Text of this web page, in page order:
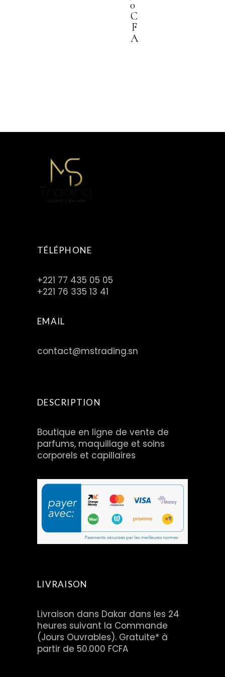
0
C
F
A
A
TÉLÉPHONE
+221 77 435 05 05
+221 76 335 13 41
EMAIL
contact@mstrading.sn
DESCRIPTION
Boutique en ligne de vente de
parfums, maquillage et soins
corporels et capillaires
LIVRAISON
Livraison dans Dakar dans les 24
heures suivant la Commande
(Jours Ouvrables). Gratuite* à
partir de 50.000 FCFA